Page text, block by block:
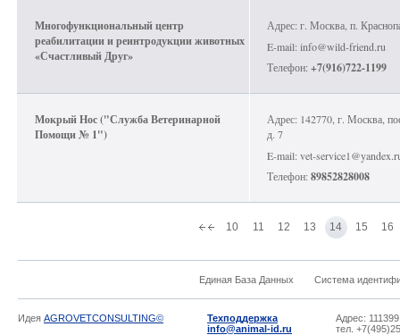
Многофункциональный центр
реабилитации и реинтродукции животных
«Счастливый Друг»
Адрес: г. Москва, п.
E-mail: info@wild-friend.ru
Телефон: +7(916)722-1199
Мокрый Нос ("Служба Ветеринарной
Помощи № 1")
Адрес: 142770, г. Москва,
д. 7
E-mail: vet-
Телефон:89852828008
10 11 12 13 14 15 16
Единая База Данных Система
Идея AGROVETCONSULTING©
Техподдержка
info@animal-id.ru
Адрес:
тел.